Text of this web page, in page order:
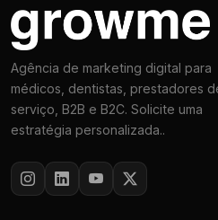
Agência de marketing digital para
médicos, dentistas, prestadores
serviço, B2B e B2C. Solicite uma
estratégia personalizada..